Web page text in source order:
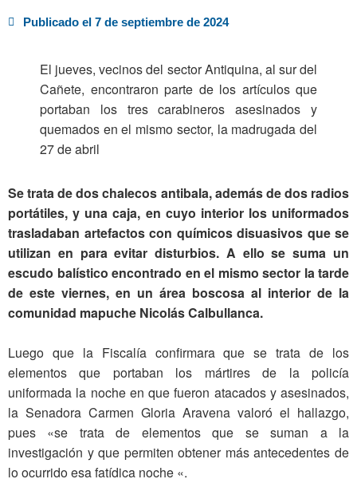
Publicado el 7 de septiembre de 2024
El jueves, vecinos del sector Antiquina, al sur del
Cañete, encontraron parte de los artículos que
portaban los tres carabineros asesinados y
quemados en el mismo sector, la madrugada del
27 de abril
Se trata de dos chalecos antibala, además de dos radios
portátiles, y una caja, en cuyo interior los uniformados
trasladaban artefactos con químicos disuasivos que se
utilizan en para evitar disturbios. A ello se suma un
escudo balístico encontrado en el mismo sector la tarde
de este viernes, en un área boscosa al interior de la
comunidad mapuche Nicolás Calbullanca.
Luego que la Fiscalía confirmara que se trata de los
elementos que portaban los mártires de la policía
uniformada la noche en que fueron atacados y asesinados,
la Senadora Carmen Gloria Aravena valoró el hallazgo,
pues «se trata de elementos que se suman a la
investigación y que permiten obtener más antecedentes de
lo ocurrido esa fatídica noche «.